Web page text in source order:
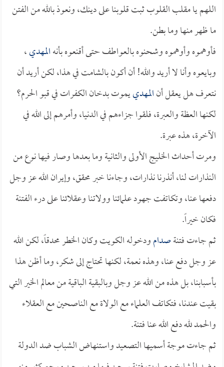
اللهم يا مقلب القلوب ثبت قلوبنا على دينك، ونعوذ بالله من الفتن
ما ظهر منها وما بطن.
فأوهموه وأوهموه وشحنوه بالعواطف حتى أقنعوه بأنهالمهدي،
وبايعوه وأنا لا أريد والله! أن أكون بالشامت في هذا، لكن أريد أن
نتعرف هل يعقل أنالمهدييموت بدخان الكفرات في قبو الحرم؟
لكنها العظة والعبرة، فلقوا جزاءهم في الدنيا، وأمرهم إلى الله في
الآخرة، هذه عبرة.
ومرت أحداث الخليج الأولى والثانية وما بعدها وصار فيها نوع من
النذارات لنا، أنذرنا نذارات، وجاءنا خبر محقق، وإيران الله عز وجل
دفعها عنا، وتكاتفت جهود علمائنا وولاتنا وعقلائنا على درء الفتنة
فكان خيراً.
ثم جاءت فتنةصدامودخوله الكويت وكان الخطر محدقاً، لكن الله
عز وجل دفع عنا، وهذه نعمة، لكنها تحتاج إلى شكر، وما أظن هذا
بأسبابنا، بل هذه من الله عز وجل وبالبقية الباقية من معالم الخير التي
بقيت عندنا، فتكاتف العلماء مع الولاة مع الناصحين مع العقلاء
والحمد لله دفع الله عنا فتنة.
ثم جاءت موجة أسميها التصعيد واستنهاض الشباب ضد الدولة